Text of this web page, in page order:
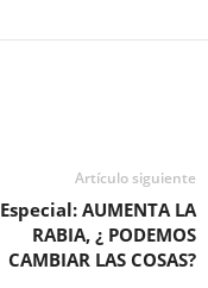
Artículo siguiente
Especial: AUMENTA LA
RABIA, ¿ PODEMOS
CAMBIAR LAS COSAS?